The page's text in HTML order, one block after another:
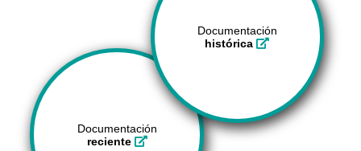
Documentación
histórica
Documentación
reciente